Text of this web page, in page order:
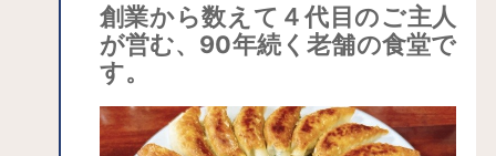
または福島駅周辺の有料駐車場と臨時
バス「花見山号」をご利用ください。
「桃源郷」。 山頂まで登れば、咲き
誇る花々の間から福島市街地の風景が
眼下に広がる。◆花ももの里（福島市
飯坂町字舘ノ山地内） 【見頃】4月上
旬～下旬 花ももの里は、80アールの
創業から数えて４代目のご主人
が営む、90年続く老舗の食堂で
す。